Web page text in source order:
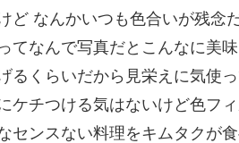
ど なんかいつも色合いが残念
てなんで写真だとこんなに美
るくらいだから見栄えに気使
ケチつける気はないけど色フ
センスない料理をキムタクが